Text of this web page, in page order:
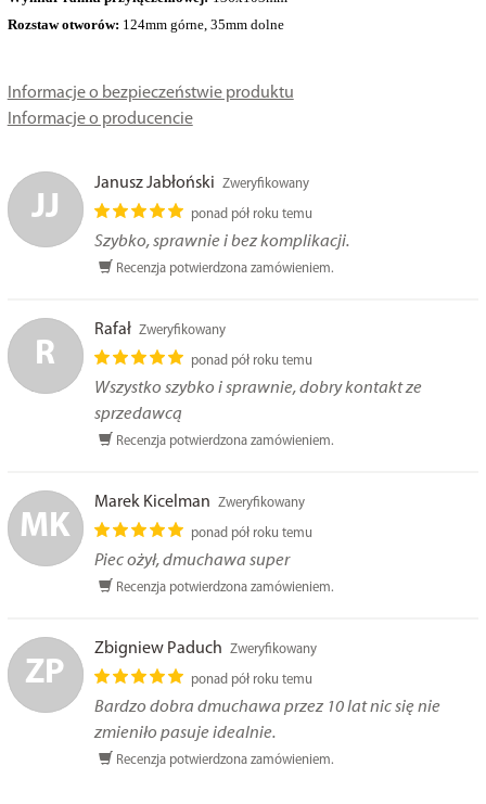
Rozstaw otworów: 124mm górne, 35mm dolne
Informacje o bezpieczeństwie produktu
Informacje o producencie
JJ
Janusz Jabłoński Zweryfikowany
ponad pół roku temu
Szybko, sprawnie i bez komplikacji.
Recenzja potwierdzona zamówieniem.
R
Rafał Zweryfikowany
ponad pół roku temu
Wszystko szybko i sprawnie, dobry kontakt ze
sprzedawcą
Recenzja potwierdzona zamówieniem.
MK
Marek Kicelman Zweryfikowany
ponad pół roku temu
Piec ożył, dmuchawa super
Recenzja potwierdzona zamówieniem.
ZP
Zbigniew Paduch Zweryfikowany
ponad pół roku temu
Bardzo dobra dmuchawa przez 10 lat nic się nie
zmieniło pasuje idealnie.
Recenzja potwierdzona zamówieniem.